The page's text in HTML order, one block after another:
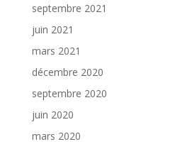
septembre 2021
juin 2021
mars 2021
décembre 2020
septembre 2020
juin 2020
mars 2020